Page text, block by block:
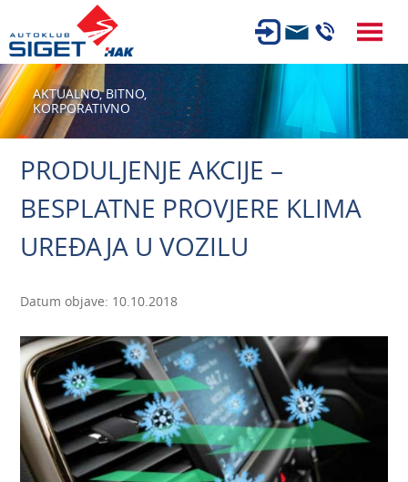
ČLANSTVO
TEHNIČKI PREGLED
AUTOSERVIS
USLUGE
NOVOSTI
AUTOŠKOLA
AKTUALNO,BITNO,
KORPORATIVNO
PRODULJENJE AKCIJE –
BESPLATNE PROVJERE KLIMA
UREĐAJA U VOZILU
Datum objave: 10.10.2018